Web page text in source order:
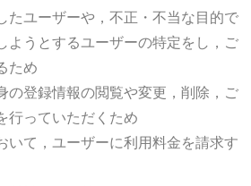
たユーザーや，不正・不当な目的で
ようとするユーザーの特定をし，ご
ため
の登録情報の閲覧や変更，削除，ご
行っていただくため
いて，ユーザーに利用料金を請求す